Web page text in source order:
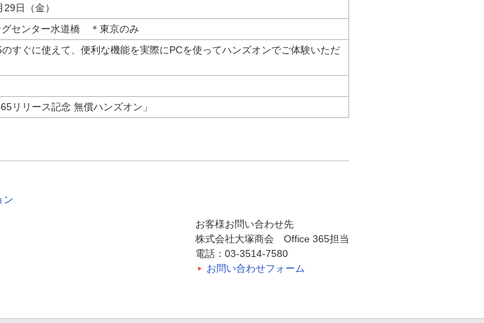
日（金）
グセンター水道橋 ＊東京のみ
すぐに使えて、便利な機能を実際にPCを使ってハンズオンでご体験いただ
リリース記念 無償ハンズオン」
ン
お客様お問い合わせ先
株式会社大塚商会 Office 365担当
電話：03-3514-7580
お問い合わせフォーム